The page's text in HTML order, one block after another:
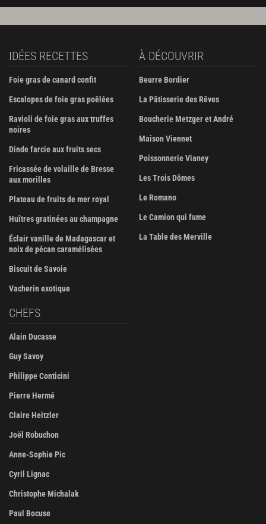
IDÉES RECETTES
Foie gras de canard confit
Escalopes de foie gras poêlées
Ravioli de foie gras aux truffes
noires
Dinde farcie aux fruits secs
Fricassée de volaille de Bresse
aux morilles
Plateau de fruits de mer royal
Huîtres gratinées au champagne
Éclair vanille de Madagascar et
noix de pécan caramélisées
Biscuit de Savoie
Vacherin exotique
À DÉCOUVRIR
Beurre Bordier
La Pâtisserie des Rêves
Boucherie Metzger et André
Maison Viennet
Poissonnerie Vianey
Les Trois Dômes
Le Romano
Le Camion qui fume
La Table des Merville
CHEFS
Alain Ducasse
Guy Savoy
Philippe Conticini
Pierre Hermé
Claire Heitzler
Joël Robuchon
Anne-Sophie Pic
Cyril Lignac
Christophe Michalak
Paul Bocuse